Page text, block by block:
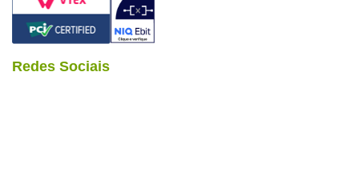
Redes Sociais